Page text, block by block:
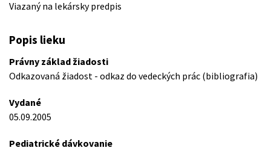
Viazaný na lekársky predpis
Popis lieku
Právny základ žiadosti
Odkazovaná žiadost - odkaz do vedeckých prác (bibliografia)
Vydané
05.09.2005
Pediatrické dávkovanie